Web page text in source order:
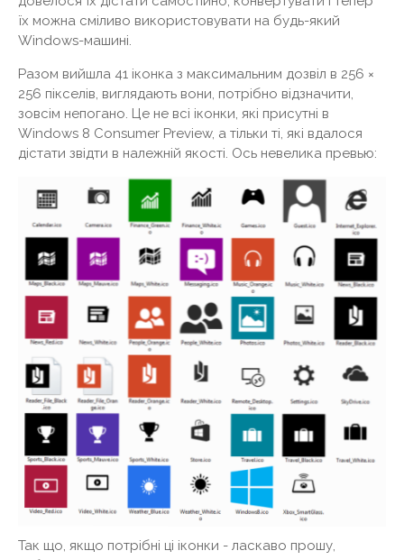
їх можна сміливо використовувати на будь-який
Windows-машині.
Разом вийшла 41 іконка з максимальним дозвіл в 256 ×
256 пікселів, виглядають вони, потрібно відзначити,
зовсім непогано. Це не всі іконки, які присутні в
Windows 8 Consumer Preview, а тільки ті, які вдалося
дістати звідти в належній якості. Ось невелика превью:
Так що, якщо потрібні ці іконки - ласкаво прошу,